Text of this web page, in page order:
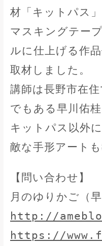
材「キットパス」
マスキングテー
ルに仕上げる作
取材しました。
講師は長野市在
でもある早川佑桂
キットパス以外
敵な手形アート
【問い合わせ】
月のゆりかご（
http://
https://